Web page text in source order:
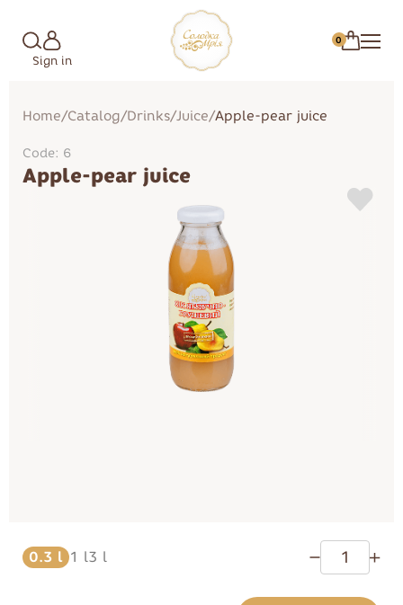
Sign in
0
Marshmallow
Home/Catalog/Drinks/Juice/Apple-pear juice
Code: 6
Apple-pear juice
0.3 l 1 l3 l